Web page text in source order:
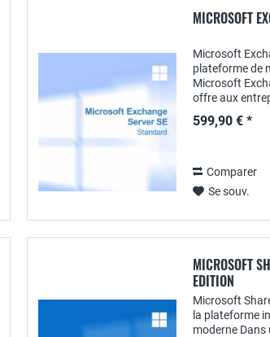
MICROSOFT
Microsoft
plateforme de
Microsoft
offre aux
599,90 € *
Comparer
Se souv.
MICROSOFT
EDITION
Microsoft
la plateforme
moderne Dans